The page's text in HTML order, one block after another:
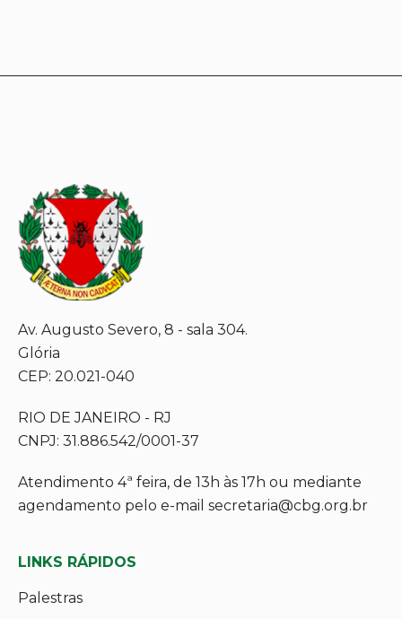
Av. Augusto Severo, 8 - sala 304.
Glória
CEP: 20.021-040
RIO DE JANEIRO - RJ
CNPJ: 31.886.542/0001-37
Atendimento 4ª feira, de 13h às 17h ou mediante
agendamento pelo e-mail secretaria@cbg.org.br
LINKS RÁPIDOS
Palestras